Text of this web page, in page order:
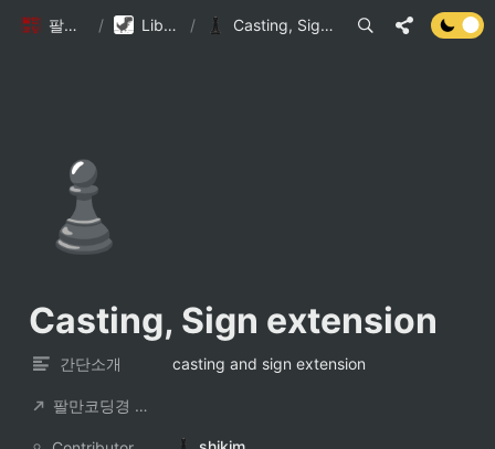
팔만코딩경 / Library DB / Casting, Sign extension
♟️
Casting, Sign extension
간단소개 casting and sign extension
팔만코딩경 컨트리뷰터